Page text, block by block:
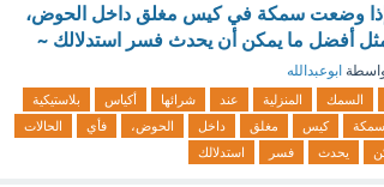
إذا وضعت سمكة في كيس مغلق داخل الحوض،
ابوعبدالله
السمك المنزلية عند شرائها أكياس
بلاستيكية
سمكة كيس مغلق داخل الحوض، فأي
الحالات
يحدث فسر استدلالك